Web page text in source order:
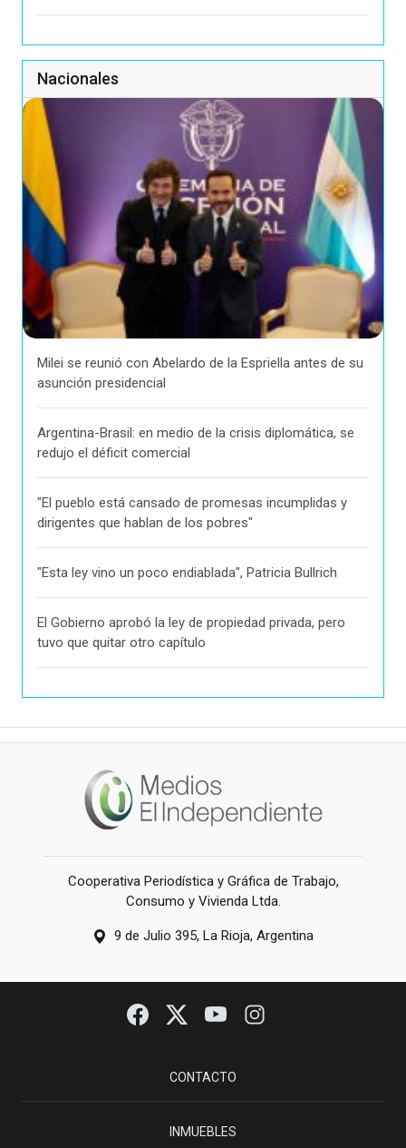
Nacionales
Milei se reunió con Abelardo de la Espriella antes de su
asunción presidencial
Argentina-Brasil: en medio de la crisis diplomática, se
redujo el déficit comercial
"El pueblo está cansado de promesas incumplidas y
dirigentes que hablan de los pobres"
"Esta ley vino un poco endiablada", Patricia Bullrich
El Gobierno aprobó la ley de propiedad privada, pero
tuvo que quitar otro capítulo
Cooperativa Periodística y Gráfica de Trabajo,
Consumo y Vivienda Ltda.
9 de Julio 395, La Rioja, Argentina
CONTACTO
INMUEBLES